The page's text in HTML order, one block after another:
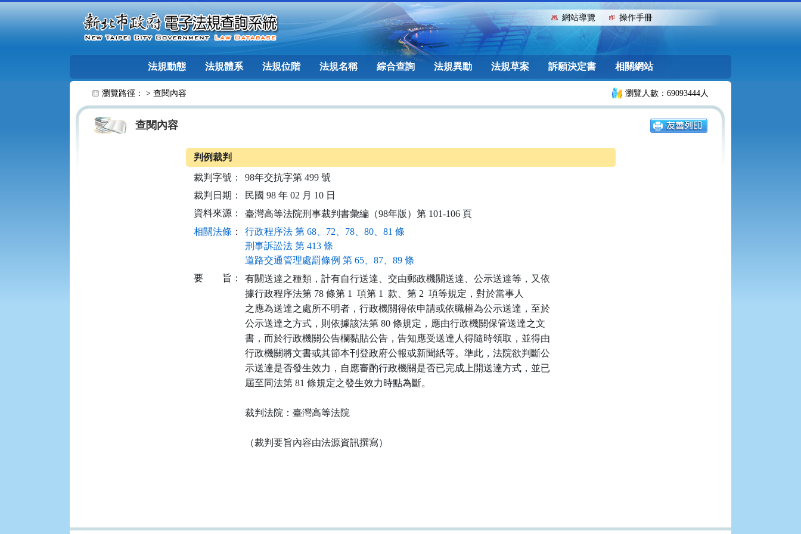
::: 網站導覽 操作手冊
法規動態 法規體系 法規位階 法規名稱 綜合查詢 法規異動 法規草案 訴願決定書 相關網站
瀏覽路徑： > 查閱內容 瀏覽人數：69093444人
查閱內容
判例裁判
裁判字號：
98年交抗字第 499 號
裁判日期：
民國 98 年 02 月 10 日
資料來源：
臺灣高等法院刑事裁判書彙編（98年版）第 101-106 頁
相關法條 ：
行政程序法 第 68、72、78、80、81 條
刑事訴訟法 第 413 條
道路交通管理處罰條例 第 65、87、89 條
要
旨：
有關送達之種類，計有自行送達、交由郵政機關送達、公示送達等，又依
據行政程序法第 78 條第 1  項第 1  款、第 2  項等規定，對於當事人
之應為送達之處所不明者，行政機關得依申請或依職權為公示送達，至於
公示送達之方式，則依據該法第 80 條規定，應由行政機關保管送達之文
書，而於行政機關公告欄黏貼公告，告知應受送達人得隨時領取，並得由
行政機關將文書或其節本刊登政府公報或新聞紙等。準此，法院欲判斷公
示送達是否發生效力，自應審酌行政機關是否已完成上開送達方式，並已
屆至同法第 81 條規定之發生效力時點為斷。
裁判法院：臺灣高等法院
（裁判要旨內容由法源資訊撰寫）